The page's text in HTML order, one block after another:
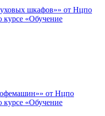
шкафов»» от Нцпо
«Обучение
от Нцпо
«Обучение